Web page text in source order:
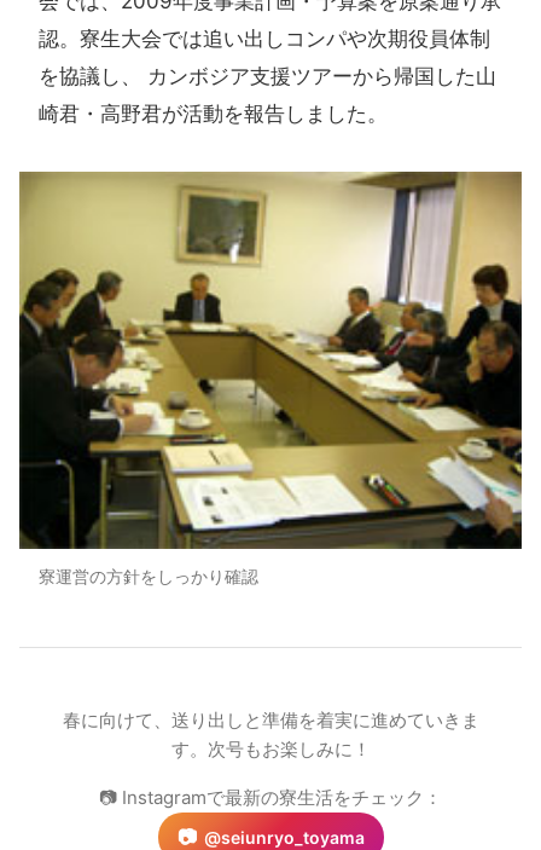
認。寮生大会では追い出しコンパや次期役員体制
を協議し、 カンボジア支援ツアーから帰国した山
崎君・高野君が活動を報告しました。
寮運営の方針をしっかり確認
春に向けて、送り出しと準備を着実に進めていきま
す。次号もお楽しみに！
📷 Instagramで最新の寮生活をチェック：
📷 @seiunryo_toyama